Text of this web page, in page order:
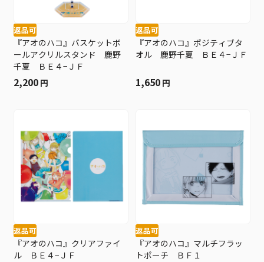
返品可
『アオのハコ』バスケットボ
ールアクリルスタンド 鹿野
千夏 ＢＥ４−ＪＦ
2,200 円
返品可
『アオのハコ』ポジティブタ
オル 鹿野千夏 ＢＥ４−ＪＦ
1,650 円
返品可
『アオのハコ』クリアファイ
ル ＢＥ４−ＪＦ
返品可
『アオのハコ』マルチフラッ
トポーチ ＢＦ１